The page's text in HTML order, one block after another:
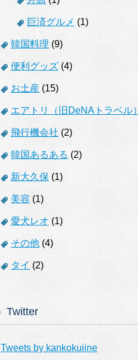
巨済グルメ (1)
韓国料理 (9)
便利グッズ (4)
お土産 (15)
エアトリ（旧DeNAトラベル）
飛行機会社 (2)
韓国あるある (2)
新大久保 (1)
美容 (1)
愛犬レオ (1)
その他 (4)
タイ (2)
Twitter
Tweets by kankokuiine